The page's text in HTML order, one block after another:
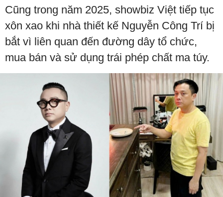
Cũng trong năm 2025, showbiz Việt tiếp tục
xôn xao khi nhà thiết kế Nguyễn Công Trí bị
bắt vì liên quan đến đường dây tổ chức,
mua bán và sử dụng trái phép chất ma túy.